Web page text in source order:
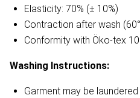
Elasticity: 70% (± 10%)
Contraction after wash
Conformity with Öko-tex
Washing Instructions:
Garment may be